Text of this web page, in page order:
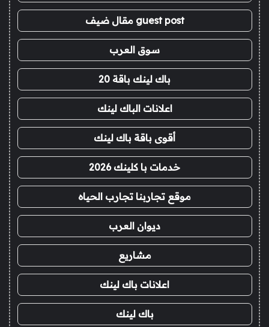
guest post مقال ضيف
سوق العرب
باك لينك باقة 20
اعلانات الباك لينك
أقوى باقة باك لينك
خدمات با كلينك 2026
موقع تجاربنا تجارب الحياه
ديوان العرب
مشاريع
اعلانات باك لينك
باك لينك